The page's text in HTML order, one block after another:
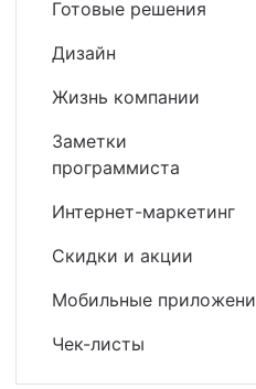
МиниМаркет -
Премиум -
Готовые решения
Дизайн
Жизнь компании
Заметки
программиста
Интернет-маркетинг
Скидки и акции
Мобильные
Чек-листы